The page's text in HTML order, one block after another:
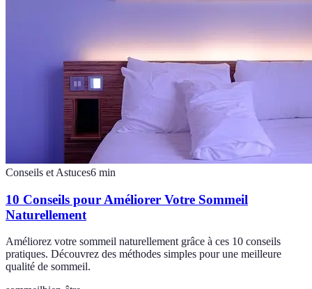
Conseils et Astuces6 min
10 Conseils pour Améliorer Votre Sommeil
Naturellement
Améliorez votre sommeil naturellement grâce à ces 10 conseils
pratiques. Découvrez des méthodes simples pour une meilleure
qualité de sommeil.